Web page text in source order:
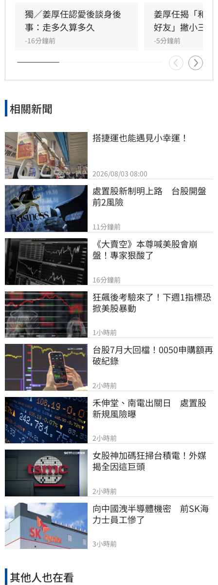
恐有違反姓名條例疑慮，且其自稱三歲即認定對
方為老公的說法邏輯矛盾。吳睿穎直言，這段戀
情的人設背景過於離奇，已完全超出玄學範疇，
引發各界對女方真實動機的廣泛討論，這段戀情
也因此成為近期演藝圈備受矚目的焦點話題。
獨／姜厚任認愛後談身後
事：走多久算多久
-16分鐘前
姜厚任揭「和
好友」撇小三傳
-5分鐘前
相關新聞
搭捷運也能遇見小幸運！
2026/08/03 08:00
處置股新制明上路　台股開盤
前2風險
11分鐘前
《大賣空》本尊喊美股會崩
盤！專家狠酸了
16分鐘前
狂飆後考驗來了！下週1指標恐
掀美股暴動
1小時前
台股7月大回檔！0050申購額再
破紀錄
2小時前
禾伸堂、南電出關日　處置股
新規風險曝
2小時前
女股神加碼狂掃台積電！外媒
揭全因這巨頭
2小時前
向中國洩半導體機密　前SK海
力士員工慘了
3小時前
其他人也在看